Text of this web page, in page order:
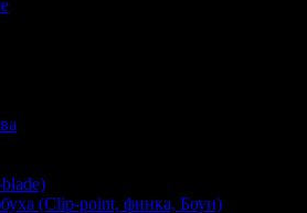
(Clip-point, финка, Боуи)